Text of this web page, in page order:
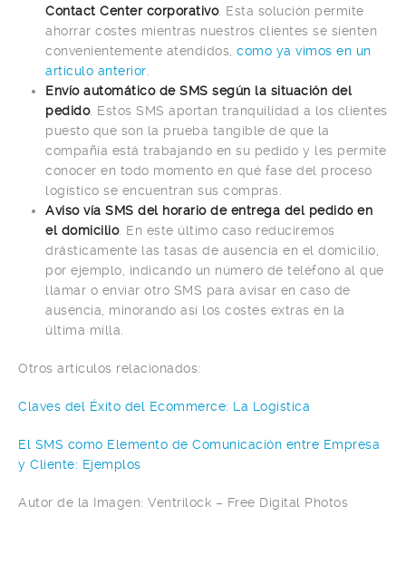
Contact Center corporativo. Esta solución permite
ahorrar costes mientras nuestros clientes se sienten
convenientemente atendidos, como ya vimos en un
artículo anterior
Envío automático de SMS según la situación del
pedido. Estos SMS aportan tranquilidad a los clientes
puesto que son la prueba tangible de que la
compañía está trabajando en su pedido y les permite
conocer en todo momento en qué fase del proceso
logístico se encuentran sus compras.
Aviso vía SMS del horario de entrega del pedido en
el domicilio. En este último caso reduciremos
drásticamente las tasas de ausencia en el domicilio,
por ejemplo, indicando un número de teléfono al que
llamar o enviar otro SMS para avisar en caso de
ausencia, minorando así los costes extras en la
última milla.
Otros artículos relacionados:
Claves del Éxito del Ecommerce: La Logística
El SMS como Elemento de Comunicación entre Empresa
y Cliente: Ejemplos
Autor de la Imagen: Ventrilock – Free Digital Photos